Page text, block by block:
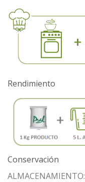
Rendimiento
Conservación
ALMACENAMIENTO: